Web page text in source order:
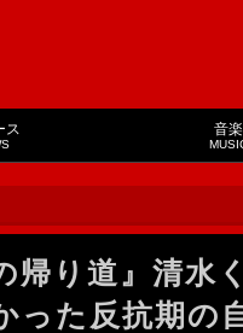
ス 音楽
帰り道』清水
った反抗期の